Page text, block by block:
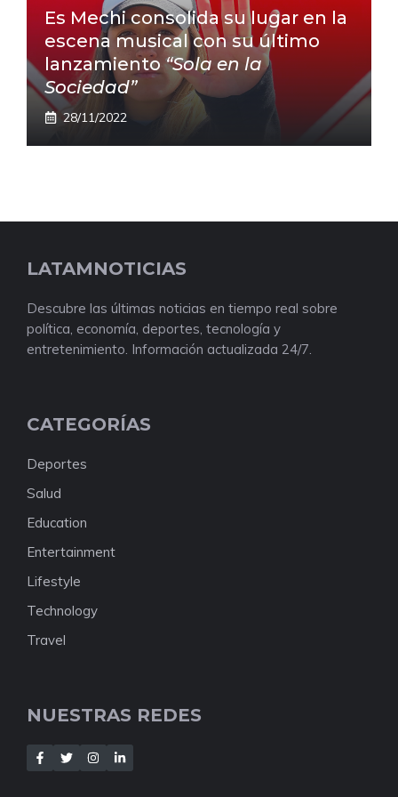
Es Mechi consolida su lugar en la
escena musical con su último
lanzamiento “Sola en la
Sociedad”
28/11/2022
LATAMNOTICIAS
Descubre las últimas noticias en tiempo real sobre
política, economía, deportes, tecnología y
entretenimiento. Información actualizada 24/7.
CATEGORÍAS
Deportes
Salud
Education
Entertainment
Lifestyle
Technology
Travel
NUESTRAS REDES